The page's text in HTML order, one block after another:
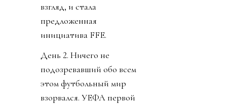
взгляд, и стала
предложенная
инициатива FFE.
День 2. Ничего не
подозревавший обо всем
этом футбольный мир
взорвался. УЕФА первой